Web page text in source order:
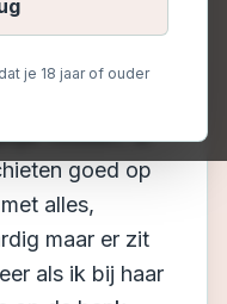
je 18 jaar of ouder
houden. Ik
goed op
alles,
maar er zit
als ik bij haar